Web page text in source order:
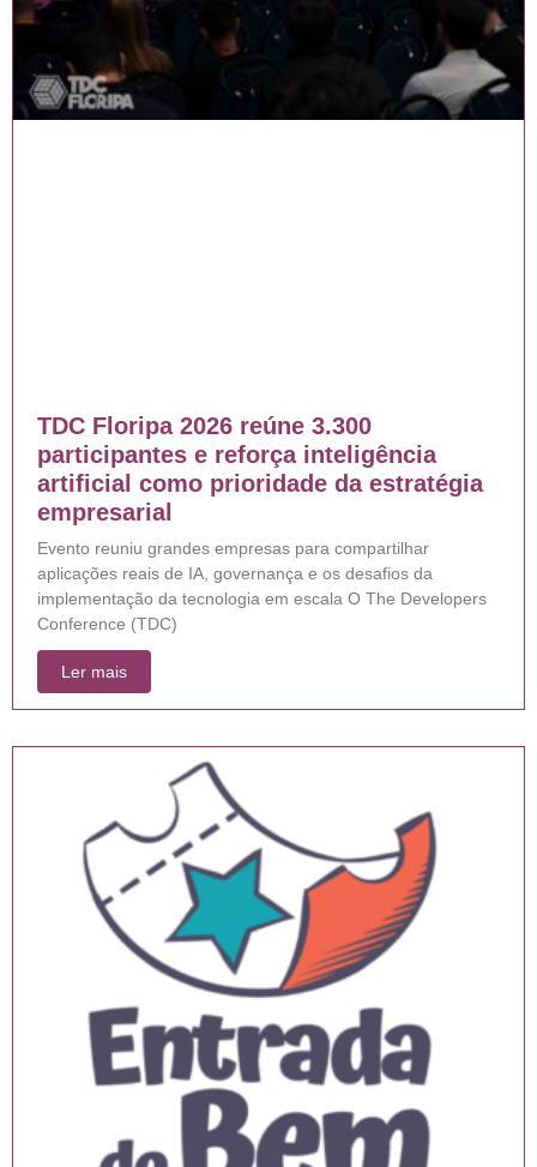
TDC Floripa 2026 reúne 3.300
participantes e reforça inteligência
artificial como prioridade da estratégia
empresarial
Evento reuniu grandes empresas para compartilhar
aplicações reais de IA, governança e os desafios da
implementação da tecnologia em escala O The Developers
Conference (TDC)
Ler mais